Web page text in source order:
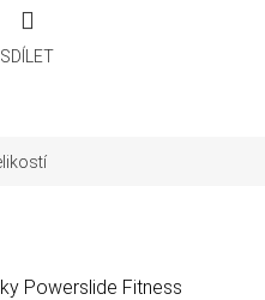
SDÍLET
Powerslide Fitness